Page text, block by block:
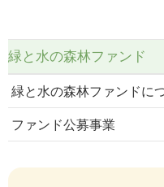
緑と水の森林フ
令和3年度「緑と水の森
2023/7/1 ファンド公募事業
令和５年度「緑と水の森
ました
緑と水の森林ファンド
緑と水の森林ファンドに
ファンド公募事業